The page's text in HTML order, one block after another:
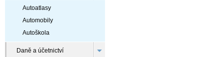
Autoatlasy
Automobily
Autoškola
Daně a účetnictví